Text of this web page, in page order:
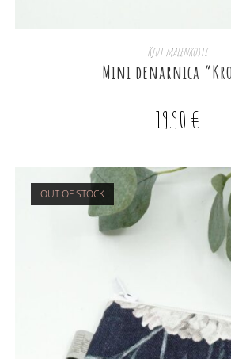
DODAJ V KOŠARICO
Kjut malenkosti
Mini denarnica
19.90€
OUT OF STOCK